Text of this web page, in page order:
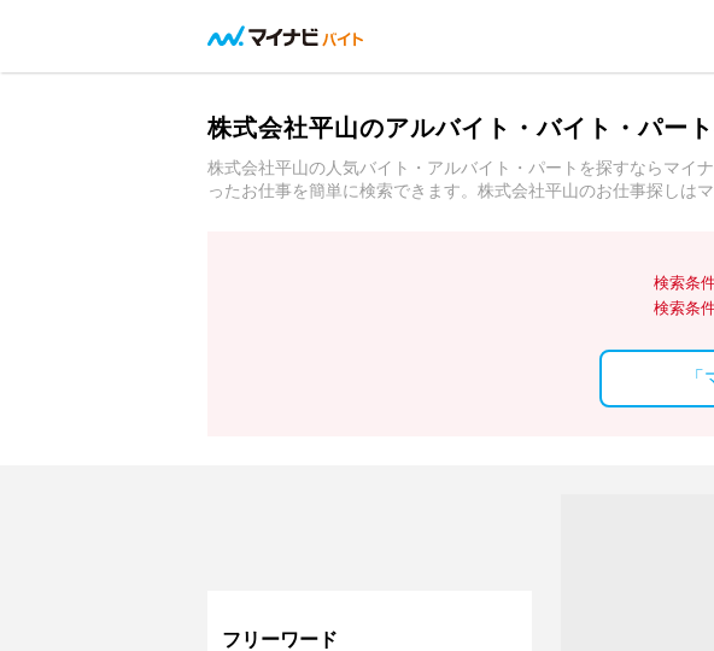
株式会社平山のアルバイト・バイト・パー
株式会社平山の人気バイト・アルバイト・パートを探すならマイ
ったお仕事を簡単に検索できます。株式会社平山のお仕事探しは
検索条
検索条
フリーワード